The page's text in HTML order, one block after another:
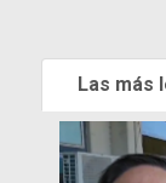
Las más